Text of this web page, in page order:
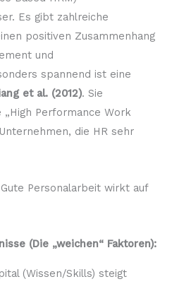
Es gibt zahlreiche
positiven Zusammenhang
und
spannend ist eine
et al. (2012). Sie
Performance Work
die HR sehr
Personalarbeit wirkt auf
(Die „weichen“ Faktoren):
(Wissen/Skills) steigt